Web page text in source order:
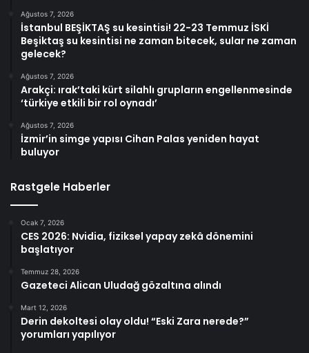
Ağustos 7, 2026
İstanbul BEŞİKTAŞ su kesintisi! 22-23 Temmuz İSKİ
Beşiktaş su kesintisi ne zaman bitecek, sular ne zaman
gelecek?
Ağustos 7, 2026
Arakçi: ırak’taki kürt silahlı grupların engellenmesinde
‘türkiye etkili bir rol oynadı’
Ağustos 7, 2026
İzmir’in simge yapısı Cihan Palas yeniden hayat
buluyor
Rastgele Haberler
Ocak 7, 2026
CES 2026: Nvidia, fiziksel yapay zekâ dönemini
başlatıyor
Temmuz 28, 2026
Gazeteci Alican Uludağ gözaltına alındı
Mart 12, 2026
Derin dekoltesi olay oldu! “Eski Zara nerede?”
yorumları yapılıyor